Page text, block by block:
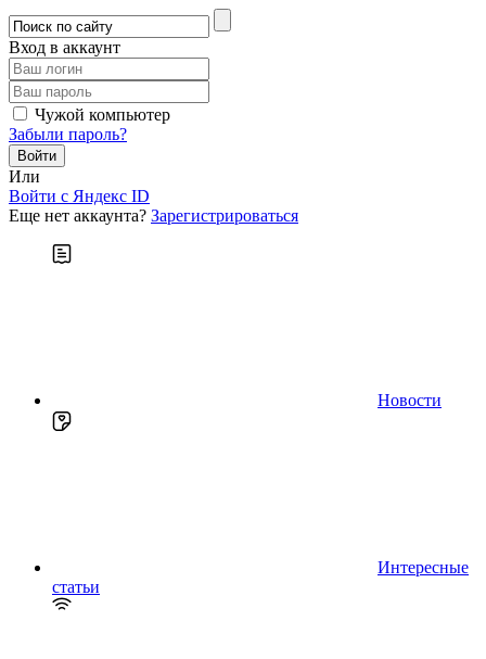
Вход в аккаунт
Чужой компьютер
Забыли пароль?
Или
Войти c Яндекс ID
Еще нет аккаунта? Зарегистрироваться
Новости
Интересные
статьи